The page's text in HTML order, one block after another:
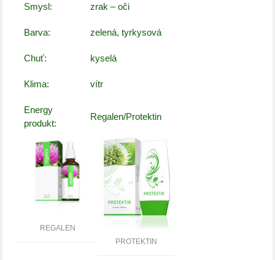
Smysl: zrak – oči
Barva: zelená, tyrkysová
Chuť: kyselá
Klima: vítr
Energy
produkt:
Regalen/Protektin
REGALEN
PROTEKTIN